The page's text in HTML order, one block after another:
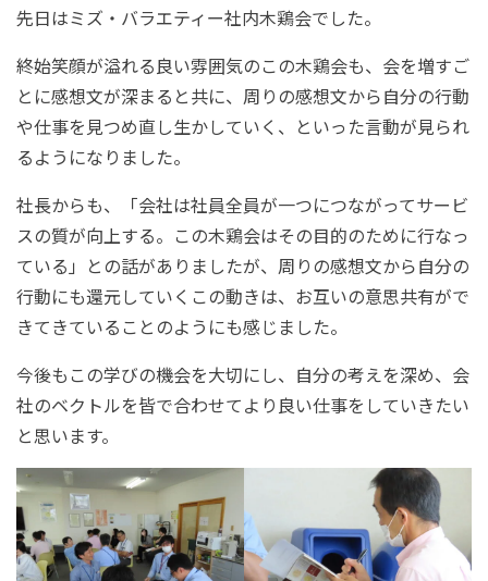
先日はミズ・バラエティー社内木鶏会でした。
終始笑顔が溢れる良い雰囲気のこの木鶏会も、会を増すご
とに感想文が深まると共に、周りの感想文から自分の行動
や仕事を見つめ直し生かしていく、といった言動が見られ
るようになりました。
社長からも、「会社は社員全員が一つにつながってサービ
スの質が向上する。この木鶏会はその目的のために行なっ
ている」との話がありましたが、周りの感想文から自分の
行動にも還元していくこの動きは、お互いの意思共有がで
きてきていることのようにも感じました。
今後もこの学びの機会を大切にし、自分の考えを深め、会
社のベクトルを皆で合わせてより良い仕事をしていきたい
と思います。